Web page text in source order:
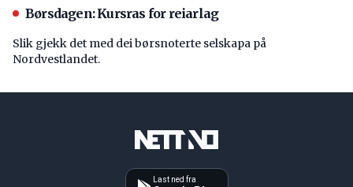
Børsdagen: Kursras for reiarlag
Slik gjekk det med dei børsnoterte selskapa på
Nordvestlandet.
Last ned fra